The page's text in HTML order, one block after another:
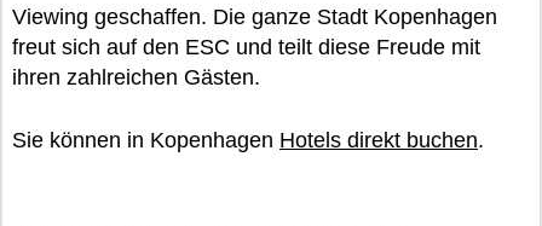
Viewing geschaffen. Die ganze Stadt Kopenhagen
freut sich auf den ESC und teilt diese Freude mit
ihren zahlreichen Gästen.
Sie können in Kopenhagen Hotels direkt buchen.